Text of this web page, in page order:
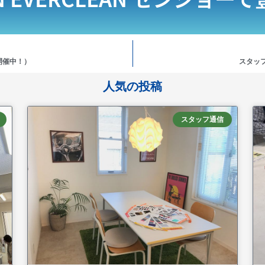
中！） スタッ
人気の投稿
スタッフ通信